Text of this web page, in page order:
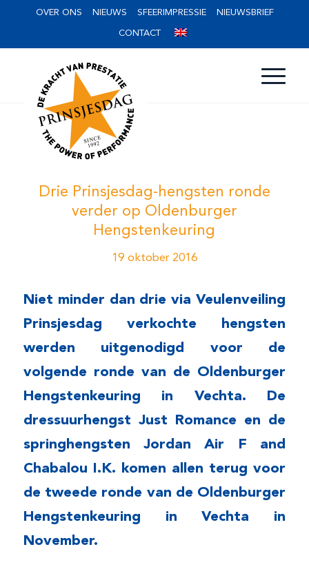
OVER ONS NIEUWS SFEERIMPRESSIE NIEUWSBRIEF
CONTACT
Drie Prinsjesdag-hengsten ronde
verder op Oldenburger
Hengstenkeuring
19 oktober 2016
Niet minder dan drie via Veulenveiling
Prinsjesdag verkochte hengsten
werden uitgenodigd voor de
volgende ronde van de Oldenburger
Hengstenkeuring in Vechta. De
dressuurhengst Just Romance en de
springhengsten Jordan Air F and
Chabalou I.K. komen allen terug voor
de tweede ronde van de Oldenburger
Hengstenkeuring in Vechta in
November.